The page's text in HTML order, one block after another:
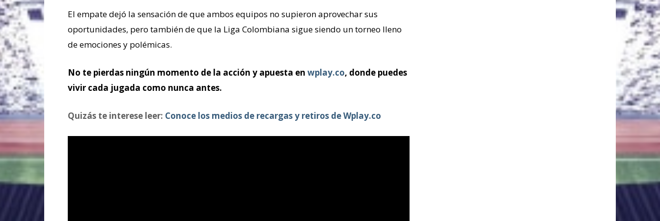
El empate dejó la sensación de que ambos equipos no supieron aprovechar sus
oportunidades, pero también de que la Liga Colombiana sigue siendo un torneo lleno
de emociones y polémicas.
No te pierdas ningún momento de la acción y apuesta en wplay.co, donde puedes
vivir cada jugada como nunca antes.
Quizás te interese leer: Conoce los medios de recargas y retiros de Wplay.co